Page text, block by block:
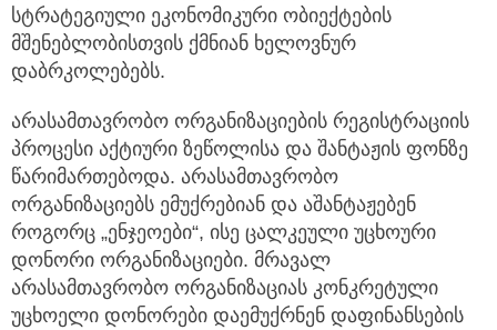
სტრატეგიული ეკონომიკური ობიექტების
მშენებლობისთვის ქმნიან ხელოვნურ
დაბრკოლებებს.
არასამთავრობო ორგანიზაციების რეგისტრაციის
პროცესი აქტიური ზეწოლისა და შანტაჟის ფონზე
წარიმართებოდა. არასამთავრობო
ორგანიზაციებს ემუქრებიან და აშანტაჟებენ
როგორც „ენჯეოები“, ისე ცალკეული უცხოური
დონორი ორგანიზაციები. მრავალ
არასამთავრობო ორგანიზაციას კონკრეტული
უცხოელი დონორები დაემუქრნენ დაფინანსების